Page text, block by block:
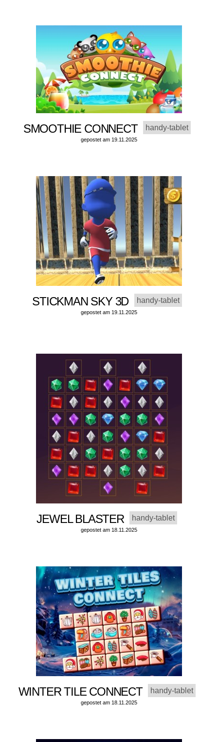
SMOOTHIE CONNECT handy-tablet
gepostet am 19.11.2025
STICKMAN SKY 3D handy-tablet
gepostet am 19.11.2025
JEWEL BLASTER handy-tablet
gepostet am 18.11.2025
WINTER TILE CONNECT handy-tablet
gepostet am 18.11.2025